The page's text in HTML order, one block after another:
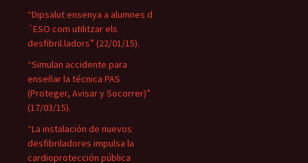
“Dipsalut ensenya a alumnes d
´ESO com utilitzar els
desfibril.ladors” (22/01/15).
“Simulan accidente para
enseñar la técnica PAS
(Proteger, Avisar y Socorrer)”
(17/03/15).
“La instalación de nuevos
desfibriladores impulsa la
cardioprotección pública